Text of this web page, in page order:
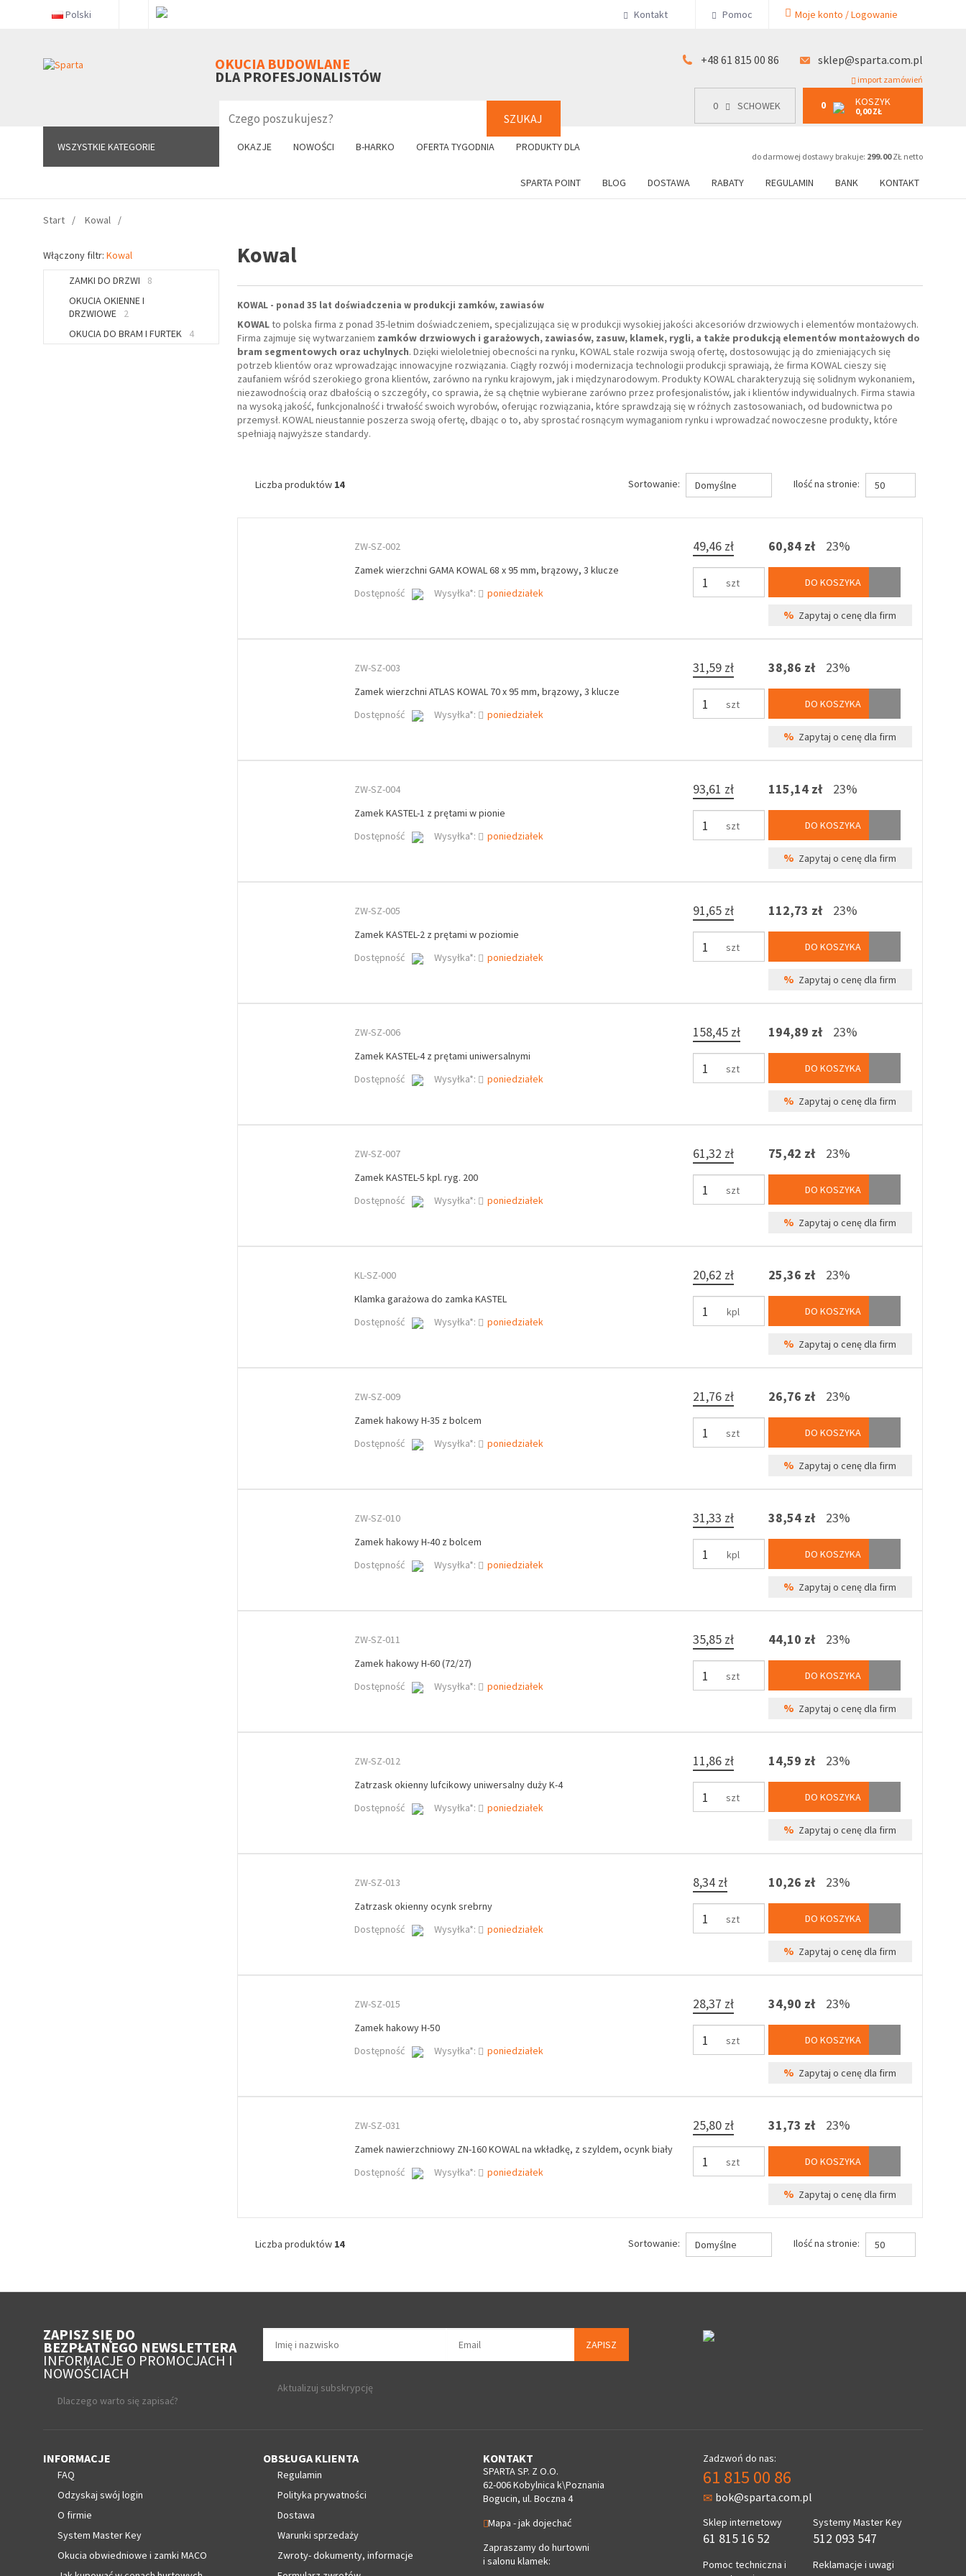
Polski Kontakt Pomoc Moje konto / Logowanie
OKUCIA BUDOWLANE
DLA PROFESJONALISTÓW
SZUKAJ
+48 61 815 00 86 sklep@sparta.com.pl
import zamówień
0 SCHOWEK 0 KOSZYK
0,00 ZŁ
do darmowej dostawy brakuje: 299.00ZŁ netto
WSZYSTKIE KATEGORIE OKAZJE NOWOŚCI B-HARKO OFERTA TYGODNIA PRODUKTY DLA
SPARTA POINT BLOG DOSTAWA RABATY REGULAMIN BANK KONTAKT
WSZYSTKIE KATEGORIE 0 SCHOWEK 0 KOSZYK
0,00 ZŁ
+48 61 815 00 86
Start Kowal
Włączony filtr: Kowal
ZAMKI DO DRZWI
8
OKUCIA OKIENNE I
DRZWIOWE
2
OKUCIA DO BRAM I FURTEK
4
Kowal
KOWAL - ponad 35 lat doświadczenia w produkcji zamków, zawiasów
KOWALto polska firma z ponad 35-letnim doświadczeniem, specjalizująca się w produkcji wysokiej jakości akcesoriów drzwiowych i elementów montażowych.
Firma zajmuje się wytwarzaniem zamków drzwiowych i garażowych, zawiasów, zasuw, klamek, rygli, a także produkcją elementów montażowych do
bram segmentowych oraz uchylnych. Dzięki wieloletniej obecności na rynku, KOWAL stale rozwija swoją ofertę, dostosowując ją do zmieniających się
potrzeb klientów oraz wprowadzając innowacyjne rozwiązania. Ciągły rozwój i modernizacja technologii produkcji sprawiają, że firma KOWAL cieszy się
zaufaniem wśród szerokiego grona klientów, zarówno na rynku krajowym, jak i międzynarodowym. Produkty KOWAL charakteryzują się solidnym wykonaniem,
niezawodnością oraz dbałością o szczegóły, co sprawia, że są chętnie wybierane zarówno przez profesjonalistów, jak i klientów indywidualnych. Firma stawia
na wysoką jakość, funkcjonalność i trwałość swoich wyrobów, oferując rozwiązania, które sprawdzają się w różnych zastosowaniach, od budownictwa po
przemysł. KOWAL nieustannie poszerza swoją ofertę, dbając o to, aby sprostać rosnącym wymaganiom rynku i wprowadzać nowoczesne produkty, które
spełniają najwyższe standardy.
Liczba produktów 14 Sortowanie: Domyślne Ilość na stronie: 50
ZW-SZ-002
Zamek wierzchni GAMA KOWAL 68 x 95 mm, brązowy, 3 klucze
Dostępność
Wysyłka*: poniedziałek
49,46 zł
szt
60,84 zł 23%
DO KOSZYKA
% Zapytaj o cenę dla firm
ZW-SZ-003
Zamek wierzchni ATLAS KOWAL 70 x 95 mm, brązowy, 3 klucze
Dostępność
Wysyłka*: poniedziałek
31,59 zł
szt
38,86 zł 23%
DO KOSZYKA
% Zapytaj o cenę dla firm
ZW-SZ-004
Zamek KASTEL-1 z prętami w pionie
Dostępność
Wysyłka*: poniedziałek
93,61 zł
szt
115,14 zł 23%
DO KOSZYKA
% Zapytaj o cenę dla firm
ZW-SZ-005
Zamek KASTEL-2 z prętami w poziomie
Dostępność
Wysyłka*: poniedziałek
91,65 zł
szt
112,73 zł 23%
DO KOSZYKA
% Zapytaj o cenę dla firm
ZW-SZ-006
Zamek KASTEL-4 z prętami uniwersalnymi
Dostępność
Wysyłka*: poniedziałek
158,45 zł
szt
194,89 zł 23%
DO KOSZYKA
% Zapytaj o cenę dla firm
ZW-SZ-007
Zamek KASTEL-5 kpl. ryg. 200
Dostępność
Wysyłka*: poniedziałek
61,32 zł
szt
75,42 zł 23%
DO KOSZYKA
% Zapytaj o cenę dla firm
KL-SZ-000
Klamka garażowa do zamka KASTEL
Dostępność
Wysyłka*: poniedziałek
20,62 zł
kpl
25,36 zł 23%
DO KOSZYKA
% Zapytaj o cenę dla firm
ZW-SZ-009
Zamek hakowy H-35 z bolcem
Dostępność
Wysyłka*: poniedziałek
21,76 zł
szt
26,76 zł 23%
DO KOSZYKA
% Zapytaj o cenę dla firm
ZW-SZ-010
Zamek hakowy H-40 z bolcem
Dostępność
Wysyłka*: poniedziałek
31,33 zł
kpl
38,54 zł 23%
DO KOSZYKA
% Zapytaj o cenę dla firm
ZW-SZ-011
Zamek hakowy H-60 (72/27)
Dostępność
Wysyłka*: poniedziałek
35,85 zł
szt
44,10 zł 23%
DO KOSZYKA
% Zapytaj o cenę dla firm
ZW-SZ-012
Zatrzask okienny lufcikowy uniwersalny duży K-4
Dostępność
Wysyłka*: poniedziałek
11,86 zł
szt
14,59 zł 23%
DO KOSZYKA
% Zapytaj o cenę dla firm
ZW-SZ-013
Zatrzask okienny ocynk srebrny
Dostępność
Wysyłka*: poniedziałek
8,34 zł
szt
10,26 zł 23%
DO KOSZYKA
% Zapytaj o cenę dla firm
ZW-SZ-015
Zamek hakowy H-50
Dostępność
Wysyłka*: poniedziałek
28,37 zł
szt
34,90 zł 23%
DO KOSZYKA
% Zapytaj o cenę dla firm
ZW-SZ-031
Zamek nawierzchniowy ZN-160 KOWAL na wkładkę, z szyldem, ocynk biały
Dostępność
Wysyłka*: poniedziałek
25,80 zł
szt
31,73 zł 23%
DO KOSZYKA
% Zapytaj o cenę dla firm
Liczba produktów 14 Sortowanie: Domyślne Ilość na stronie: 50
ZAPISZ SIĘ DO
BEZPŁATNEGO NEWSLETTERA
INFORMACJE O PROMOCJACH I
NOWOŚCIACH
Dlaczego warto się zapisać?
ZAPISZ
Aktualizuj subskrypcję
INFORMACJE
FAQ
Odzyskaj swój login
O firmie
System Master Key
Okucia obwiedniowe i zamki MACO
OBSŁUGA KLIENTA
Regulamin
Polityka prywatności
Dostawa
Warunki sprzedaży
Zwroty- dokumenty, informacje
KONTAKT
SPARTA SP. Z O.O.
62-006 Kobylnica k\Poznania
Bogucin, ul. Boczna 4
Mapa - jak dojechać
Zapraszamy do hurtowni
i salonu klamek:
Zadzwoń do nas:
61 815 00 86
bok@sparta.com.pl
Sklep internetowy
61 815 16 52
Pomoc techniczna i
Systemy Master Key
512 093 547
Reklamacje i uwagi